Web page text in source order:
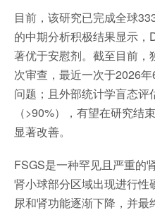
目前，该研究已完成全球
的中期分析积极结果显示，
著优于安慰剂。截至目前，
次审查，最近一次于2026
问题；且外部统计学盲态
（>90%），有望在研究结
显著改善。
FSGS是一种罕见且严重的
肾小球部分区域出现进行性
尿和肾功能逐渐下降，并